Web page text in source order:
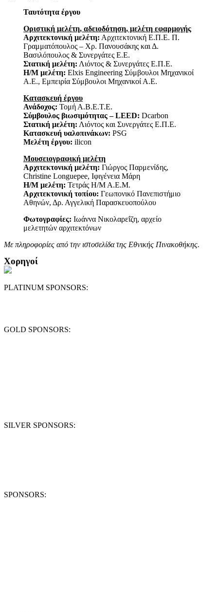
Ταυτότητα έργου
Οριστική μελέτη, αδειοδότηση, μελέτη εφαρμογής
Αρχιτεκτονική μελέτη: Αρχιτεκτονική Ε.Π.Ε. Π.
Γραμματόπουλος – Χρ. Πανουσάκης και Δ.
Βασιλόπουλος & Συνεργάτες Ε.Ε.
Στατική μελέτη: Λιόντος & Συνεργάτες Ε.Π.Ε.
Η/Μ μελέτη: Elxis Engineering Σύμβουλοι Μηχανικοί
Α.Ε., Εμπειρία Σύμβουλοι Μηχανικοί Α.Ε.
Κατασκευή έργου
Ανάδοχος: Τομή Α.Β.Ε.Τ.Ε.
Σύμβουλος βιωσιμότητας – LEED: Dcarbon
Στατική μελέτη: Λιόντος και Συνεργάτες Ε.Π.Ε.
Κατασκευή υαλοπινάκων: PSG
Μελέτη έργου: ilicon
Μουσειογραφική μελέτη
Αρχιτεκτονική μελέτη: Γιώργος Παρμενίδης,
Christine Longuepee, Ιφιγένεια Μάρη
Η/Μ μελέτη: Τετράς Η/Μ Α.Ε.Μ.
Αρχιτεκτονική τοπίου: Γεωπονικό Πανεπιστήμιο
Αθηνών, Δρ. Αγγελική Παρασκευοπούλου
Φωτογραφίες: Ιωάννα Νικολαρεΐζη, αρχείο
μελετητών αρχιτεκτόνων
Με πληροφορίες από την ιστοσελίδα της Εθνικής Πινακοθήκης.
Χορηγοί
PLATINUM SPONSORS:
GOLD SPONSORS:
SILVER SPONSORS:
SPONSORS: